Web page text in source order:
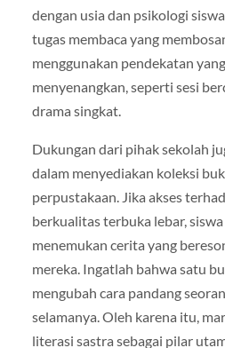
dengan usia dan psikologi
tugas membaca yang
menggunakan pendekatan
menyenangkan, seperti sesi
drama singkat.
Dukungan dari pihak sekolah
dalam menyediakan koleksi
perpustakaan. Jika akses
berkualitas terbuka lebar,
menemukan cerita yang
mereka. Ingatlah bahwa satu
mengubah cara pandang
selamanya. Oleh karena itu,
literasi sastra sebagai pilar